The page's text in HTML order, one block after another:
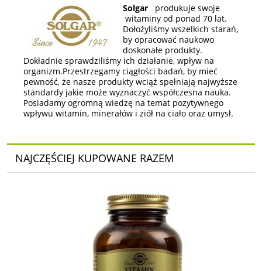
Solgar
produkuje swoje
witaminy od ponad 70 lat.
Dołożyliśmy wszelkich starań,
by opracować naukowo
doskonałe produkty.
Dokładnie sprawdziliśmy ich działanie, wpływ na
organizm.Przestrzegamy ciągłości badań, by mieć
pewność, że nasze produkty wciąż spełniają najwyższe
standardy jakie może wyznaczyć współczesna nauka.
Posiadamy ogromną wiedzę na temat pozytywnego
wpływu witamin, minerałów i ziół na ciało oraz umysł.
NAJCZĘŚCIEJ KUPOWANE RAZEM